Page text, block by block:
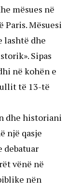
mësues në
Paris. Mësuesi
lashtë dhe
Sipas
në kohën e
të 13-të
dhe historiani
një qasje
debatuar
vënë në
nën